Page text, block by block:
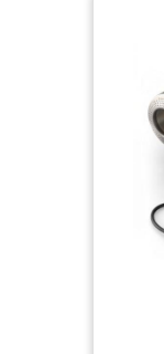
permet
toasts,